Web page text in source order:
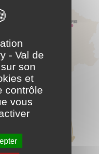
- Val de
son
et
contrôle
vous